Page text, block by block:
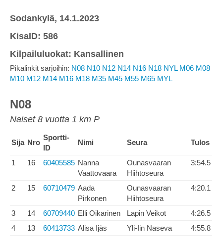
Sodankylä, 14.1.2023
KisaID: 586
Kilpailuluokat: Kansallinen
Pikalinkit sarjoihin: N08 N10 N12 N14 N16 N18 NYL M06 M08
M10 M12 M14 M16 M18 M35 M45 M55 M65 MYL
N08
Naiset 8 vuotta 1 km P
Sija Nro
Sportti-
ID
Nimi Seura Tulos
1 16 60405585 Nanna
Vaattovaara
Ounasvaaran
Hiihtoseura
3:54.5
2 15 60710479 Aada
Pirkonen
Ounasvaaran
Hiihtoseura
4:20.1
3 14 60709440 Elli Oikarinen Lapin Veikot
4:26.5
4
13 60413733 Alisa Ijäs Yli-Iin Naseva 4:55.8